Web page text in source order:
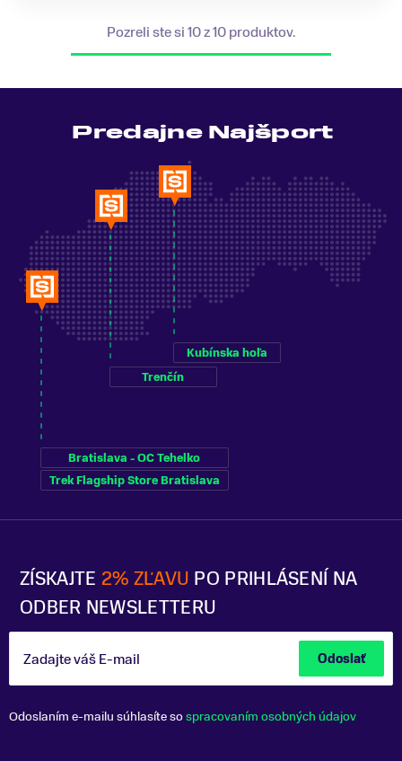
Pozreli ste si 10 z 10 produktov.
ZÍSKAJTE 2% ZĽAVU PO PRIHLÁSENÍ NA
ODBER NEWSLETTERU
Zadajte váš E-mail Odoslať
Odoslaním e-mailu súhlasíte sospracovaním osobných údajov
Predajne Najšport
Bratislava - OC Tehelko
Trek Flagship Store Bratislava
Trenčín
Kubínska hoľa